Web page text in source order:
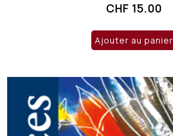
CHF 15.00
Ajouter au panier